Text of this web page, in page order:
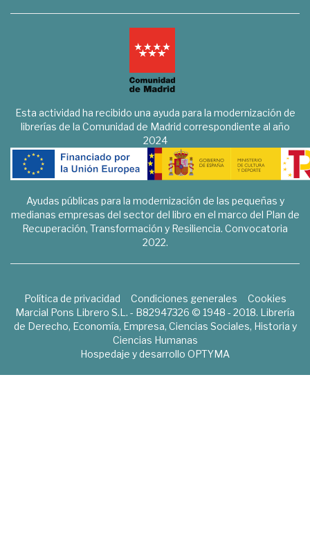
Esta actividad ha recibido una ayuda para la modernización de
librerías de la Comunidad de Madrid correspondiente al año
2024
Ayudas públicas para la modernización de las pequeñas y
medianas empresas del sector del libro en el marco del Plan de
Recuperación, Transformación y Resiliencia. Convocatoria
2022.
Política de privacidad Condiciones generales
Cookies
Marcial Pons Librero S.L. - B82947326 © 1948 - 2018. Librería
de Derecho, Economía, Empresa, Ciencias Sociales, Historia y
Ciencias Humanas
Hospedaje y desarrollo OPTYMA